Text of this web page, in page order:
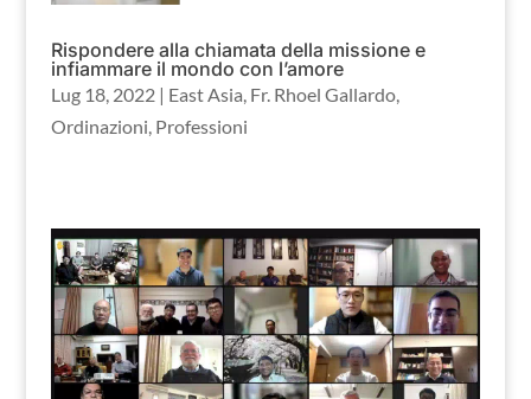
Rispondere alla chiamata della missione e
infiammare il mondo con l’amore
Lug 18, 2022| East Asia Fr. Rhoel Gallardo,
Ordinazioni Professioni